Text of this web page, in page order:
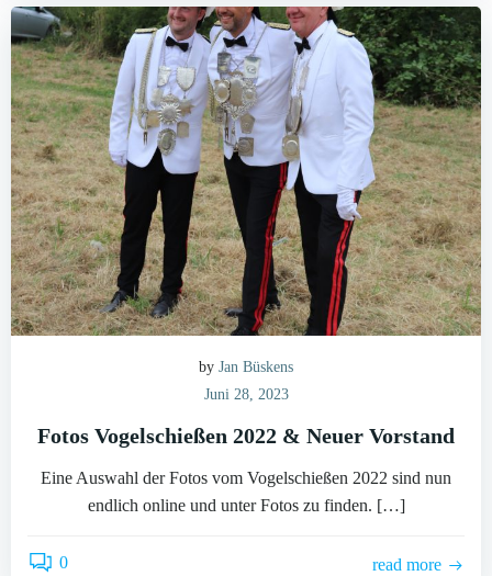
by Jan Büskens
Juni 28, 2023
Fotos Vogelschießen 2022 & Neuer Vorstand
Eine Auswahl der Fotos vom Vogelschießen 2022 sind nun
endlich online und unter Fotos zu finden. […]
0 read more